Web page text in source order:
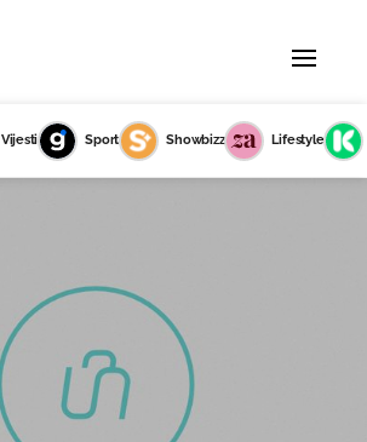
Vijesti Sport Showbizz Lifestyle